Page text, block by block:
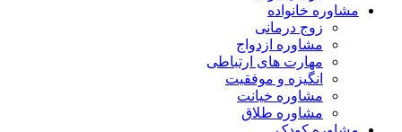
مشاوره خانواده
زوج درمانی
مشاوره ازدواج
مهارت های ارتباطی
انگیزه و موفقیت
مشاوره خیانت
مشاوره طلاق